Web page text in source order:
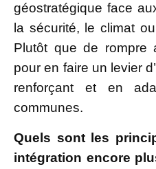
géostratégique face
la sécurité, le climat
Plutôt que de rompre
pour en faire un levier
renforçant et en
communes.
Quels sont les
intégration encore